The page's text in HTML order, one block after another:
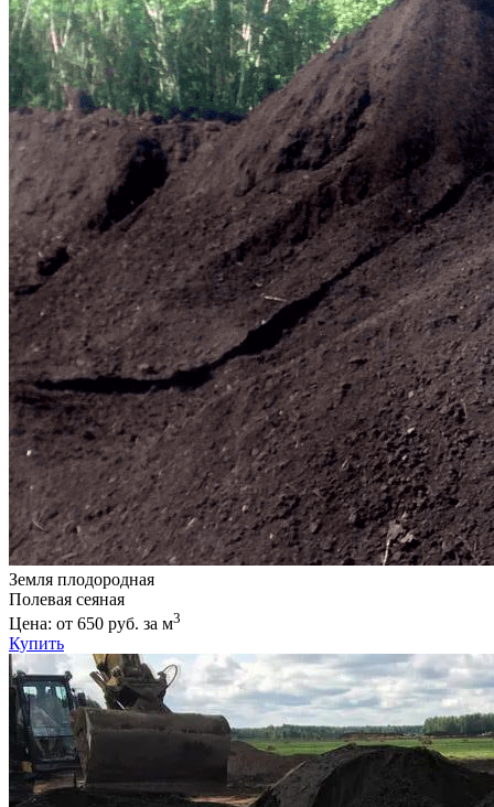
Земля плодородная
Полевая сеяная
Цена: от 650 руб. за м3
Купить